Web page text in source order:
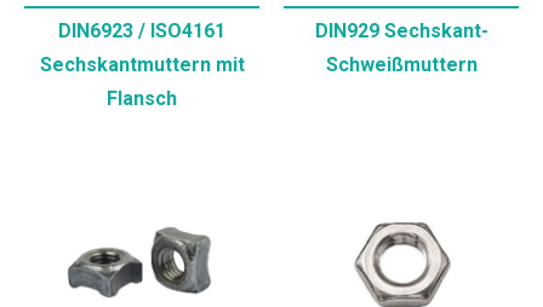
DIN6923 / ISO4161
Sechskantmuttern mit
Flansch
DIN929 Sechskant-
Schweißmuttern